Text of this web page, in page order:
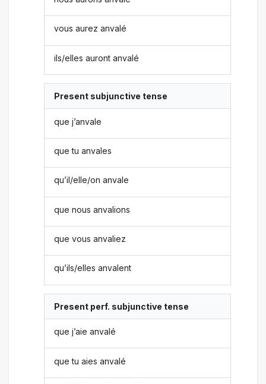
vous aurez anvalé
ils/elles auront anvalé
Present subjunctive tense
que j’anvale
que tu anvales
qu’il/elle/on anvale
que nous anvalions
que vous anvaliez
qu’ils/elles anvalent
Present perf. subjunctive tense
que j’aie anvalé
que tu aies anvalé